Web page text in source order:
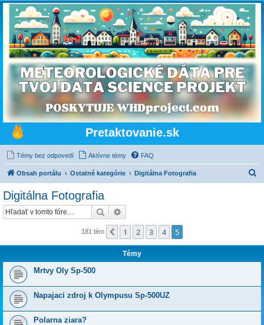
Pretaktovanie.sk
Témy bez odpovedí Aktívne témy FAQ
Obsah portálu Ostatné kategórie Digitálna Fotografia
Digitálna Fotografia
Hľadať
181 tém Predchádzajúci
1 2 3 4 5
Témy
Mrtvy Oly Sp-500
Napajaci zdroj k Olympusu Sp-500UZ
Polarna ziara?